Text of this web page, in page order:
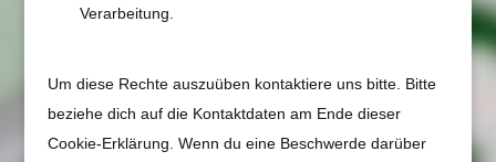
Verarbeitung.
Um diese Rechte auszuüben kontaktiere uns bitte. Bitte
beziehe dich auf die Kontaktdaten am Ende dieser
Cookie-Erklärung. Wenn du eine Beschwerde darüber